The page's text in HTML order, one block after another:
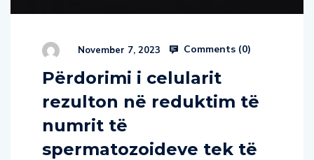
November 7, 2023 Comments (0)
Përdorimi i celularit
rezulton në reduktim të
numrit të
spermatozoideve tek të